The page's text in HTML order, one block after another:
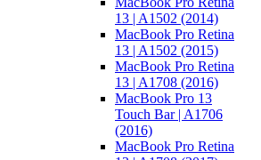
13 | A1502 (2014)
MacBook Pro Retina
13 | A1502 (2015)
MacBook Pro Retina
13 | A1708 (2016)
MacBook Pro 13
Touch Bar | A1706
(2016)
MacBook Pro Retina